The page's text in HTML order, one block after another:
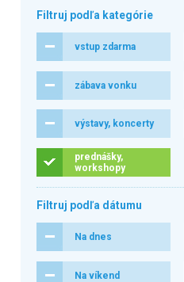
Filtruj podľa kategórie
vstup zdarma
zábava vonku
výstavy, koncerty
prednášky,
workshopy
Filtruj podľa dátumu
Na dnes
Na víkend